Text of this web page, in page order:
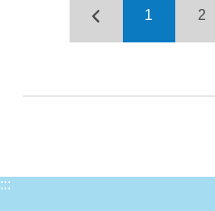
1 2
:::